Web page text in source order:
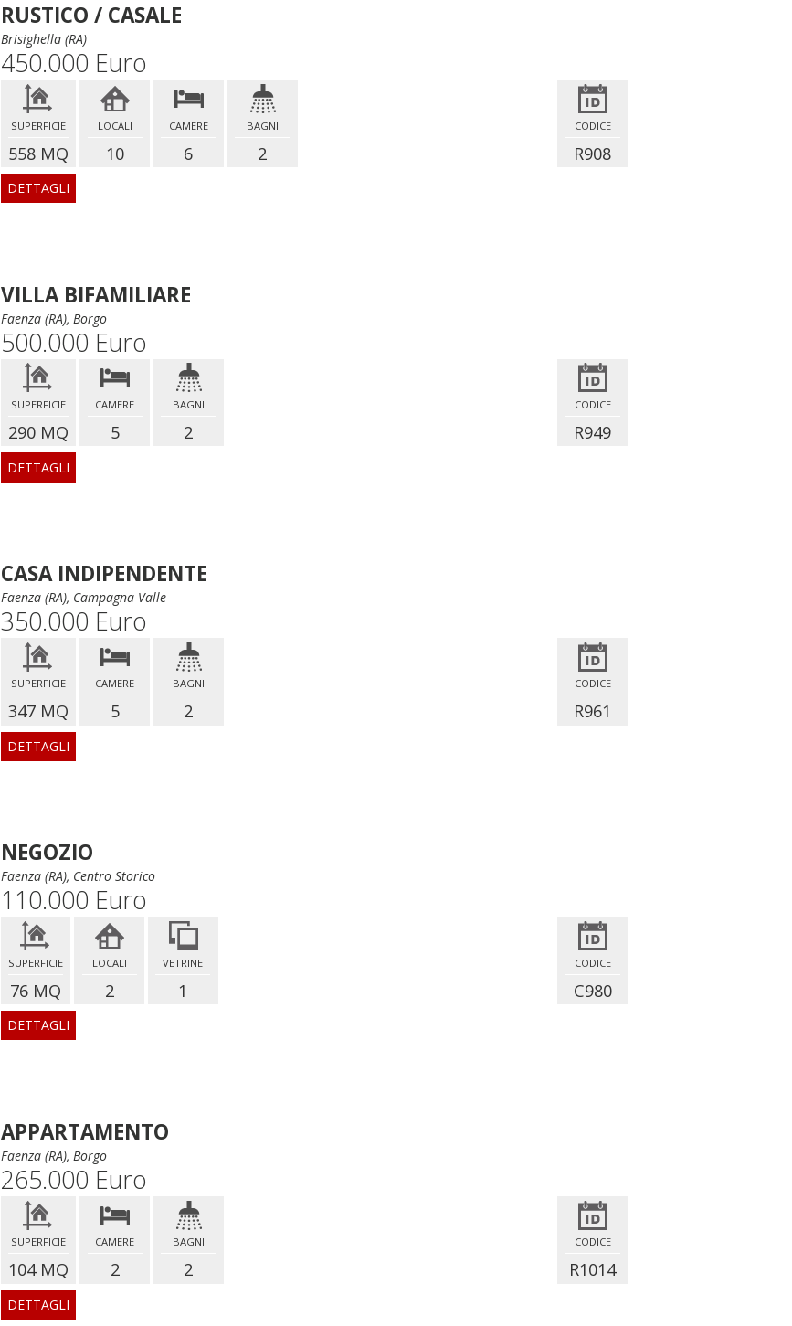
RUSTICO / CASALE
Brisighella (RA)
450.000 Euro
CODICE
R908
SUPERFICIE
558 MQ
LOCALI
10
CAMERE
6
BAGNI
2
DETTAGLI
VILLA BIFAMILIARE
Faenza (RA), Borgo
500.000 Euro
CODICE
R949
SUPERFICIE
290 MQ
CAMERE
5
BAGNI
2
DETTAGLI
CASA INDIPENDENTE
Faenza (RA), Campagna Valle
350.000 Euro
CODICE
R961
SUPERFICIE
347 MQ
CAMERE
5
BAGNI
2
DETTAGLI
NEGOZIO
Faenza (RA), Centro Storico
110.000 Euro
CODICE
C980
SUPERFICIE
76 MQ
LOCALI
2
VETRINE
1
DETTAGLI
APPARTAMENTO
Faenza (RA), Borgo
265.000 Euro
CODICE
R1014
SUPERFICIE
104 MQ
CAMERE
2
BAGNI
2
DETTAGLI